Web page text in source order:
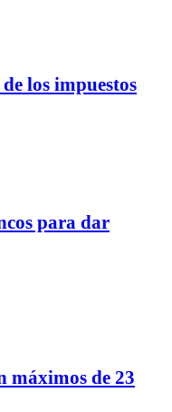
los impuestos
para dar
máximos de 23